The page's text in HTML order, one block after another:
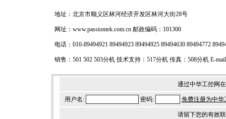
地址：北京市顺义区林河经济开发区林河大街28号
网址： www.passiontek.com.cn 邮政编码：101300
电话：010-89494921 89494923 89494925 89494630 89494772
销售：501 502 503分机 技术支持：517分机 传真：508分机 E-
通过中华工控网
用户名: 密码: 免费注册为中华
请留下您的有效